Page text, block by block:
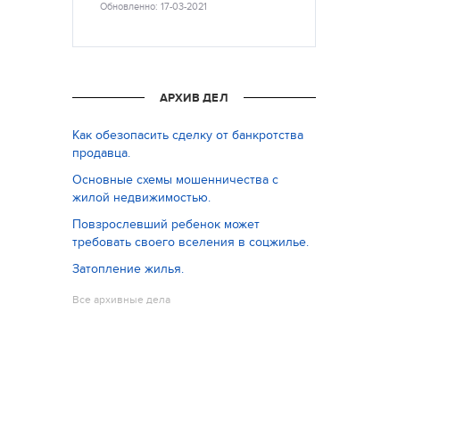
Обновленно: 17-03-2021
АРХИВ ДЕЛ
Как обезопасить сделку от банкротства
продавца.
Основные схемы мошенничества с
жилой недвижимостью.
Повзрослевший ребенок может
требовать своего вселения в соцжилье.
Затопление жилья.
Все архивные дела